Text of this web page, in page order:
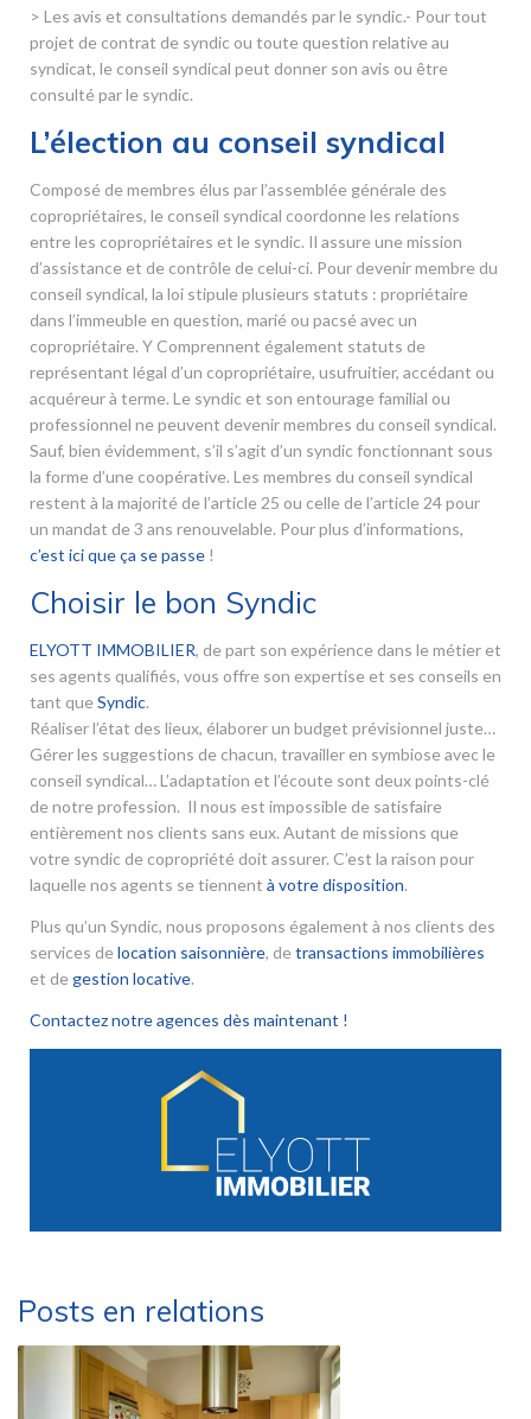
> Les avis et consultations demandés par le syndic.- Pour tout
projet de contrat de syndic ou toute question relative au
syndicat, le conseil syndical peut donner son avis ou être
consulté par le syndic.
L’élection au conseil syndical
Composé de membres élus par l’assemblée générale des
copropriétaires, le conseil syndical coordonne les relations
entre les copropriétaires et le syndic. Il assure une mission
d’assistance et de contrôle de celui-ci. Pour devenir membre du
conseil syndical, la loi stipule plusieurs statuts : propriétaire
dans l’immeuble en question, marié ou pacsé avec un
copropriétaire. Y Comprennent également statuts de
représentant légal d’un copropriétaire, usufruitier, accédant ou
acquéreur à terme. Le syndic et son entourage familial ou
professionnel ne peuvent devenir membres du conseil syndical.
Sauf, bien évidemment, s’il s’agit d’un syndic fonctionnant sous
la forme d’une coopérative. Les membres du conseil syndical
restent à la majorité de l’article 25 ou celle de l’article 24 pour
un mandat de 3 ans renouvelable. Pour plus d’informations,
c’est ici que ça se passe !
Choisir le bon Syndic
ELYOTT IMMOBILIER, de part son expérience dans le métier et
ses agents qualifiés, vous offre son expertise et ses conseils en
tant que Syndic.
Réaliser l’état des lieux, élaborer un budget prévisionnel juste…
Gérer les suggestions de chacun, travailler en symbiose avec le
conseil syndical… L’adaptation et l’écoute sont deux points-clé
de notre profession. Il nous est impossible de satisfaire
entièrement nos clients sans eux. Autant de missions que
votre syndic de copropriété doit assurer. C’est la raison pour
laquelle nos agents se tiennent à votre disposition.
Plus qu’un Syndic, nous proposons également à nos clients des
services de location saisonnière, de transactions immobilières
et de gestion locative.
Contactez notre agences dès maintenant !
Posts en relations